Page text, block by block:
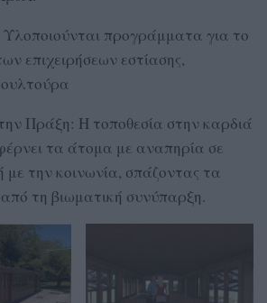
Υλοποιούνται προγράμματα για το
επιχειρήσεων εστίασης,
Πράξη: Η τοποθεσία στην καρδιά
τα άτομα με αναπηρία σε
την κοινωνία, σπάζοντας τα
τη βιωματική συνύπαρξη.